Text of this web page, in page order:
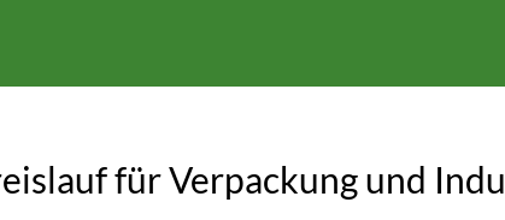
für Verpackung und